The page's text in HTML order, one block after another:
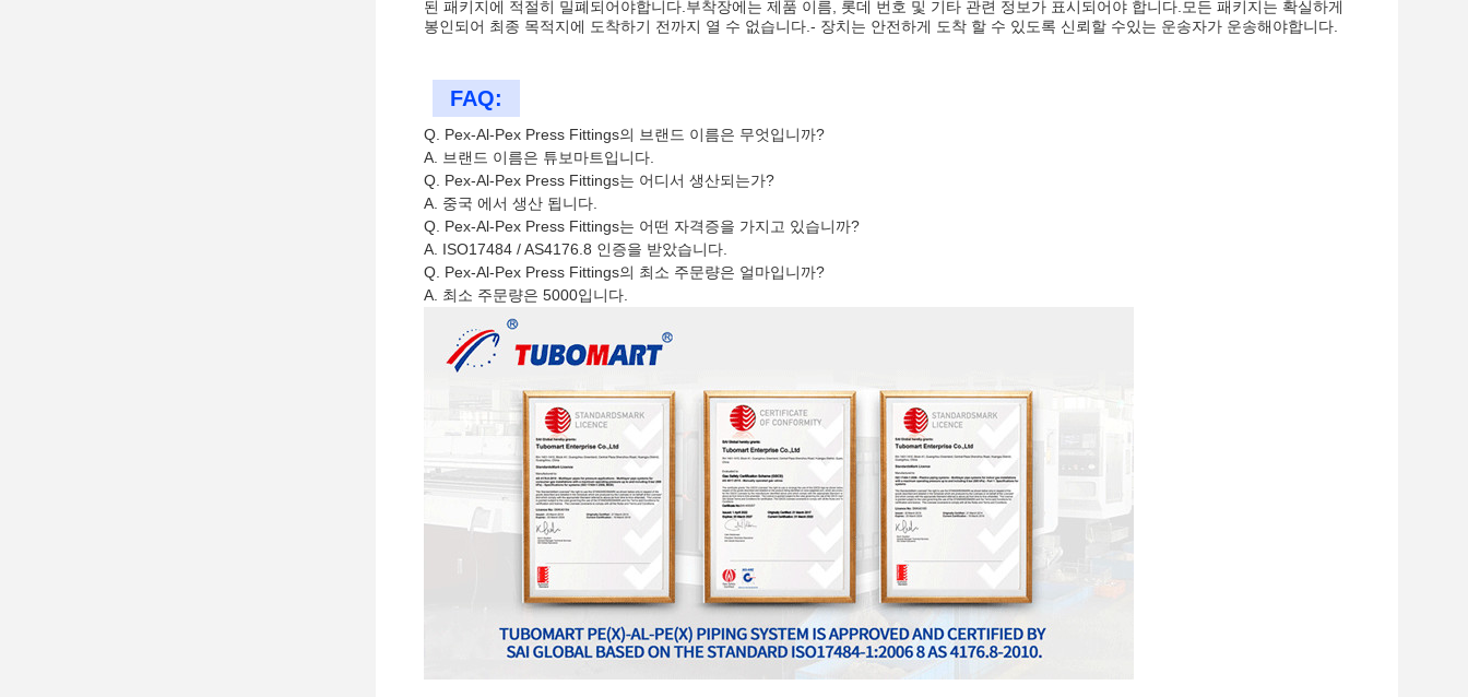
된 패키지에 적절히 밀폐되어야합니다.부착장에는 제품 이름, 롯데 번호 및 기타 관련 정보가 표시되어야 합니다.모든 패키지는 확실하게
봉인되어 최종 목적지에 도착하기 전까지 열 수 없습니다.- 장치는 안전하게 도착 할 수 있도록 신뢰할 수있는 운송자가 운송해야합니다.
FAQ:
Q. Pex-Al-Pex Press Fittings의 브랜드 이름은 무엇입니까?
A. 브랜드 이름은 튜보마트입니다.
Q. Pex-Al-Pex Press Fittings는 어디서 생산되는가?
A. 중국 에서 생산 됩니다.
Q. Pex-Al-Pex Press Fittings는 어떤 자격증을 가지고 있습니까?
A. ISO17484 / AS4176.8 인증을 받았습니다.
Q. Pex-Al-Pex Press Fittings의 최소 주문량은 얼마입니까?
A. 최소 주문량은 5000입니다.